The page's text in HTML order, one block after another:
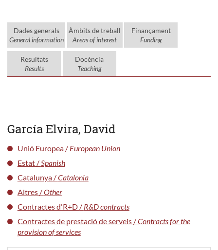
Dades generals
General information
Àmbits de treball
Areas of interest
Finançament
Funding
Resultats
Results
Docència
Teaching
García Elvira, David
Unió Europea / European Union
Estat / Spanish
Catalunya /Catalonia
Altres /Other
Contractes d'R+D / R&D contracts
Contractes de prestació de serveis /Contracts for the
provision of services